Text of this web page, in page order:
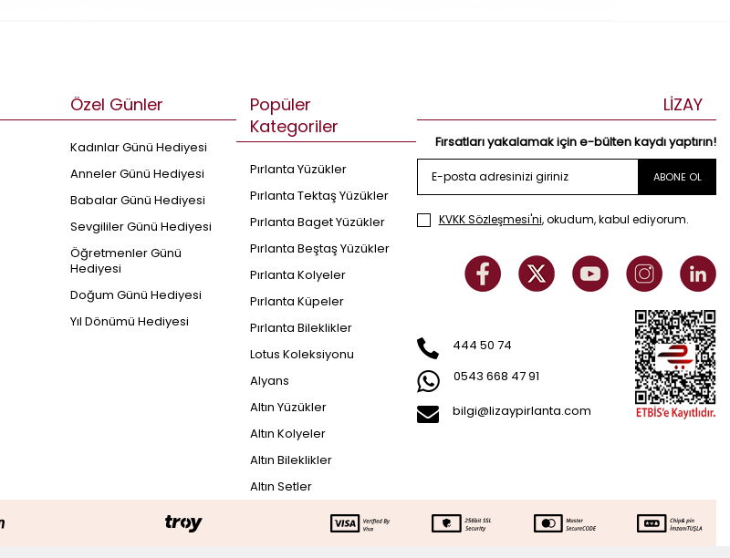
Özel Günler
Kadınlar Günü Hediyesi
Anneler Günü Hediyesi
Babalar Günü Hediyesi
Sevgililer Günü Hediyesi
Öğretmenler Günü
Hediyesi
Doğum Günü Hediyesi
Yıl Dönümü Hediyesi
Popüler
Kategoriler
Pırlanta Yüzükler
Pırlanta Tektaş Yüzükler
Pırlanta Baget Yüzükler
Pırlanta Beştaş Yüzükler
Pırlanta Kolyeler
Pırlanta Küpeler
Pırlanta Bileklikler
Lotus Koleksiyonu
Alyans
Altın Yüzükler
Altın Kolyeler
Altın Bileklikler
Altın Setler
LİZAY
Fırsatları yakalamak için e-bülten kaydı yaptırın!
ABONE OL
KVKK Sözleşmesi'ni, okudum, kabul ediyorum.
444 50 74
0543 668 47 91
bilgi@lizaypirlanta.com